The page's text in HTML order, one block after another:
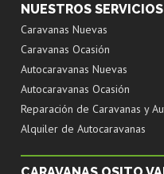
NUESTROS SERVICIOS
Caravanas Nuevas
Caravanas Ocasión
Autocaravanas Nuevas
Autocaravanas Ocasión
Reparación de Caravanas y
Alquiler de Autocaravanas